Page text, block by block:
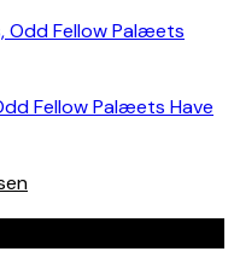
Fellow Palæets Have